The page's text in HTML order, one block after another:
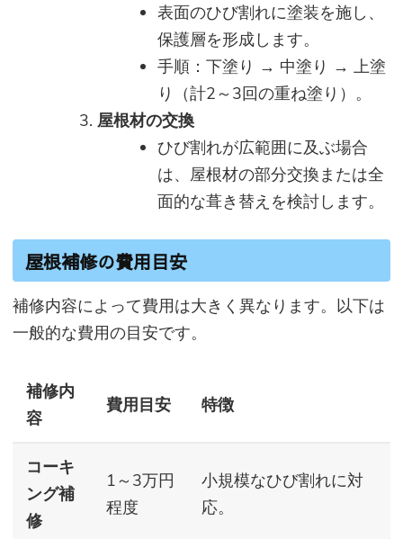
表面のひび割れに塗装を施し、
保護層を形成します。
手順：下塗り → 中塗り → 上塗
り（計2～3回の重ね塗り）。
屋根材の交換
ひび割れが広範囲に及ぶ場合
は、屋根材の部分交換または全
面的な葺き替えを検討します。
屋根補修の費用目安
補修内容によって費用は大きく異なります。以下は
一般的な費用の目安です。
補修内
容
費用目安 特徴
コーキ
ング補
修
1～3万円
程度
小規模なひび割れに対
応。